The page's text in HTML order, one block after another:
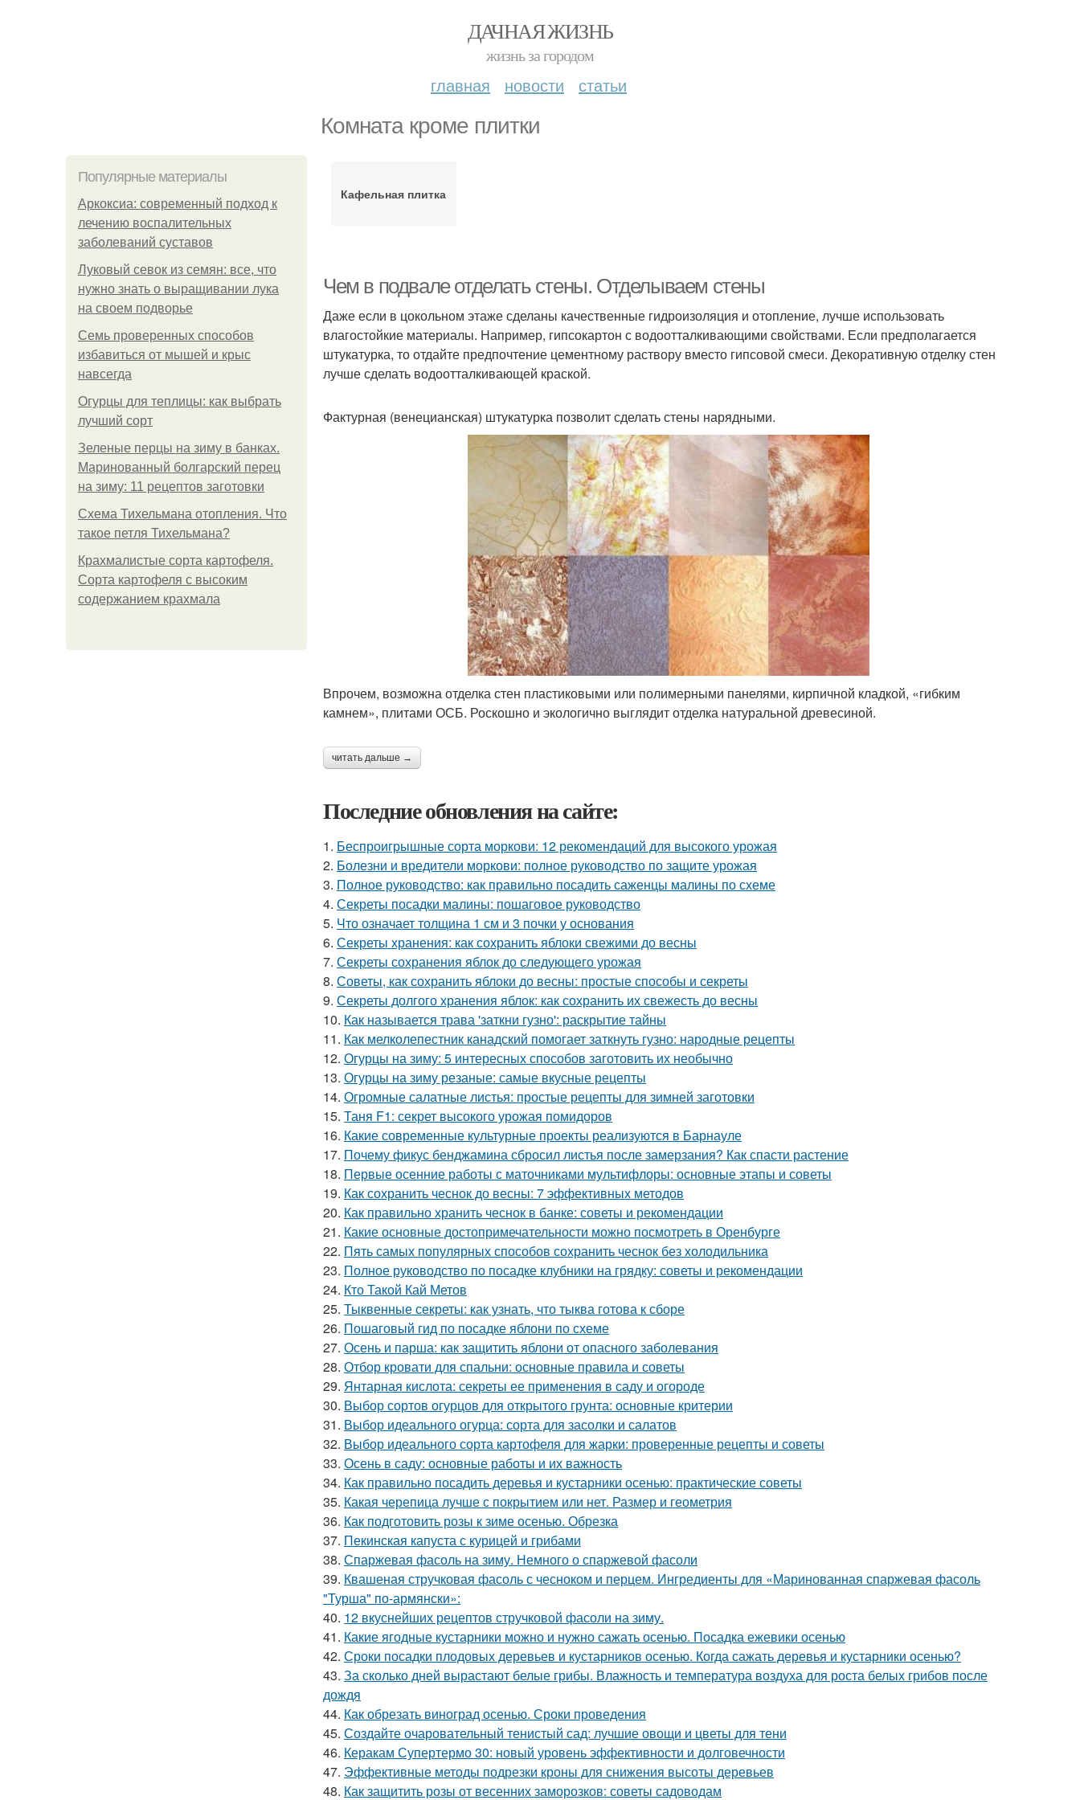
ДАЧНАЯ ЖИЗНЬ
жизнь за городом
главная новости статьи
Комната кроме плитки
Популярные материалы
Аркоксиа: современный подход к
лечению воспалительных
заболеваний суставов
Луковый севок из семян: все, что
нужно знать о выращивании лука
на своем подворье
Семь проверенных способов
избавиться от мышей и крыс
навсегда
Огурцы для теплицы: как выбрать
лучший сорт
Зеленые перцы на зиму в банках.
Маринованный болгарский перец
на зиму: 11 рецептов заготовки
Схема Тихельмана отопления. Что
такое петля Тихельмана?
Крахмалистые сорта картофеля.
Сорта картофеля с высоким
содержанием крахмала
Кафельная плитка
Чем в подвале отделать стены. Отделываем стены
Даже если в цокольном этаже сделаны качественные гидроизоляция и отопление, лучше использовать
влагостойкие материалы. Например, гипсокартон с водоотталкивающими свойствами. Если предполагается
штукатурка, то отдайте предпочтение цементному раствору вместо гипсовой смеси. Декоративную отделку стен
лучше сделать водоотталкивающей краской.
Фактурная (венецианская) штукатурка позволит сделать стены нарядными.
Впрочем, возможна отделка стен пластиковыми или полимерными панелями, кирпичной кладкой, «гибким
камнем», плитами ОСБ. Роскошно и экологично выглядит отделка натуральной древесиной.
читать дальше →
Последние обновления на сайте:
1. Беспроигрышные сорта моркови: 12 рекомендаций для высокого урожая
2. Болезни и вредители моркови: полное руководство по защите урожая
3. Полное руководство: как правильно посадить саженцы малины по схеме
4. Секреты посадки малины: пошаговое руководство
5. Что означает толщина 1 см и 3 почки у основания
6. Секреты хранения: как сохранить яблоки свежими до весны
7. Секреты сохранения яблок до следующего урожая
8. Советы, как сохранить яблоки до весны: простые способы и секреты
9. Секреты долгого хранения яблок: как сохранить их свежесть до весны
10. Как называется трава 'заткни гузно': раскрытие тайны
11. Как мелколепестник канадский помогает заткнуть гузно: народные рецепты
12. Огурцы на зиму: 5 интересных способов заготовить их необычно
13. Огурцы на зиму резаные: самые вкусные рецепты
14. Огромные салатные листья: простые рецепты для зимней заготовки
15. Таня F1: секрет высокого урожая помидоров
16. Какие современные культурные проекты реализуются в Барнауле
17. Почему фикус бенджамина сбросил листья после замерзания? Как спасти растение
18. Первые осенние работы с маточниками мультифлоры: основные этапы и советы
19. Как сохранить чеснок до весны: 7 эффективных методов
20. Как правильно хранить чеснок в банке: советы и рекомендации
21. Какие основные достопримечательности можно посмотреть в Оренбурге
22. Пять самых популярных способов сохранить чеснок без холодильника
23. Полное руководство по посадке клубники на грядку: советы и рекомендации
24. Кто Такой Кай Метов
25. Тыквенные секреты: как узнать, что тыква готова к сборе
26. Пошаговый гид по посадке яблони по схеме
27. Осень и парша: как защитить яблони от опасного заболевания
28. Отбор кровати для спальни: основные правила и советы
29. Янтарная кислота: секреты ее применения в саду и огороде
30. Выбор сортов огурцов для открытого грунта: основные критерии
31. Выбор идеального огурца: сорта для засолки и салатов
32. Выбор идеального сорта картофеля для жарки: проверенные рецепты и советы
33. Осень в саду: основные работы и их важность
34. Как правильно посадить деревья и кустарники осенью: практические советы
35. Какая черепица лучше с покрытием или нет. Размер и геометрия
36. Как подготовить розы к зиме осенью. Обрезка
37. Пекинская капуста с курицей и грибами
38. Спаржевая фасоль на зиму. Немного о спаржевой фасоли
39. Квашеная стручковая фасоль с чесноком и перцем. Ингредиенты для «Маринованная спаржевая фасоль
"Турша" по-армянски»:
40. 12 вкуснейших рецептов стручковой фасоли на зиму.
41. Какие ягодные кустарники можно и нужно сажать осенью. Посадка ежевики осенью
42. Сроки посадки плодовых деревьев и кустарников осенью. Когда сажать деревья и кустарники осенью?
43. За сколько дней вырастают белые грибы. Влажность и температура воздуха для роста белых грибов после
дождя
44. Как обрезать виноград осенью. Сроки проведения
45. Создайте очаровательный тенистый сад: лучшие овощи и цветы для тени
46. Керакам Супертермо 30: новый уровень эффективности и долговечности
47. Эффективные методы подрезки кроны для снижения высоты деревьев
48. Как защитить розы от весенних заморозков: советы садоводам